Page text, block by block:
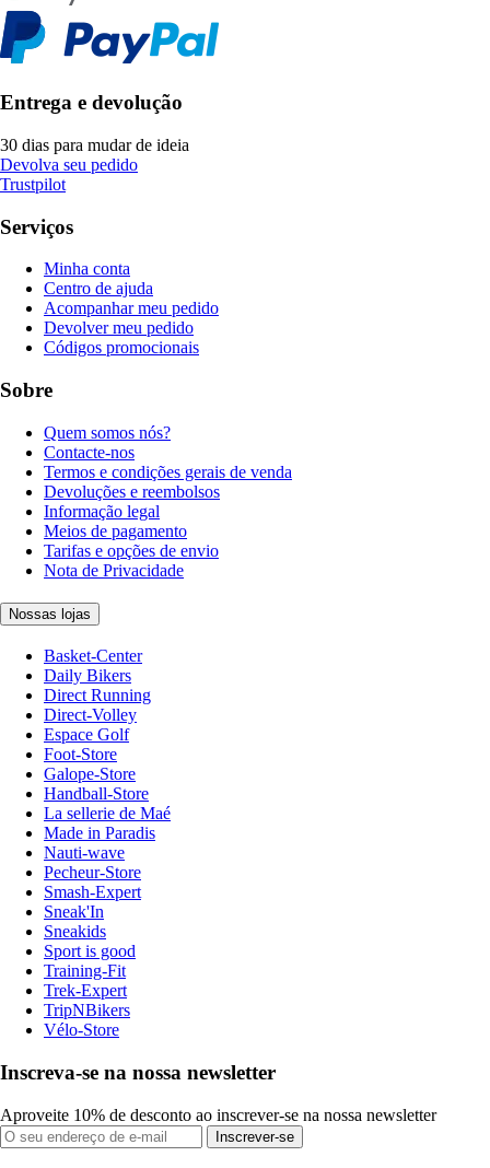
Entrega e devolução
30 dias para mudar de ideia
Devolva seu pedido
Trustpilot
Serviços
Minha conta
Centro de ajuda
Acompanhar meu pedido
Devolver meu pedido
Códigos promocionais
Sobre
Quem somos nós?
Contacte-nos
Termos e condições gerais de venda
Devoluções e reembolsos
Informação legal
Meios de pagamento
Tarifas e opções de envio
Nota de Privacidade
Nossas lojas
Basket-Center
Daily Bikers
Direct Running
Direct-Volley
Espace Golf
Foot-Store
Galope-Store
Handball-Store
La sellerie de Maé
Made in Paradis
Nauti-wave
Pecheur-Store
Smash-Expert
Sneak'In
Sneakids
Sport is good
Training-Fit
Trek-Expert
TripNBikers
Vélo-Store
Inscreva-se na nossa newsletter
Aproveite 10% de desconto ao inscrever-se na nossa newsletter
Inscrever-se